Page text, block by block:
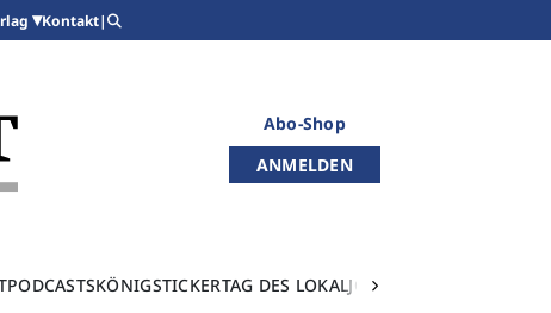
Kontakt|
Abo-Shop
ANMELDEN
PODCASTSKÖNIGSTICKERTAG DES LOKALJOURNALISMUS